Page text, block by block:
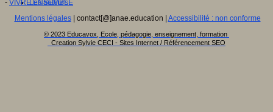
Les auteurs
- VIVRE ENSEMBLE
Mentions légales| contact[@]anae.education | Accessibilité : non conforme
© 2023 Educavox, Ecole, pédagogie, enseignement, formation
Creation Sylvie CECI - Sites Internet / Référencement SEO